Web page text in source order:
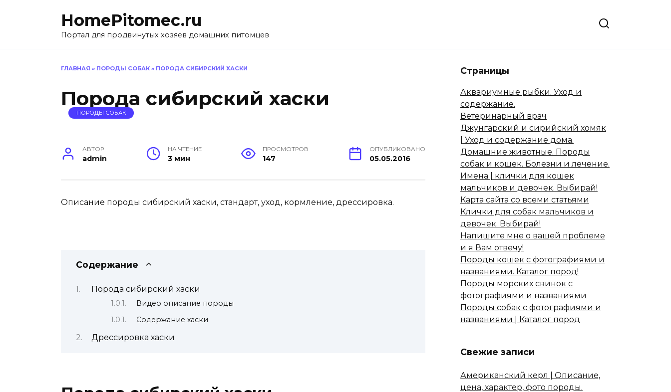
HomePitomec.ru
Портал для продвинутых хозяев домашних питомцев
ГЛАВНАЯ » ПОРОДЫ СОБАК » ПОРОДА СИБИРСКИЙ ХАСКИ
Порода сибирский хаски
ПОРОДЫ СОБАК
АВТОР
admin
НА ЧТЕНИЕ
3 мин
ПРОСМОТРОВ
147
ОПУБЛИКОВАНО
05.05.2016
Описание породы сибирский хаски, стандарт, уход, кормление, дрессировка.
Содержание
Порода сибирский хаски
Видео описание породы
Содержание хаски
Дрессировка хаски
Страницы
Аквариумные рыбки. Уход и
содержание.
Ветеринарный врач
Джунгарский и сирийский хомяк
| Уход и содержание дома.
Домашние животные. Породы
собак и кошек. Болезни и лечение.
Имена | клички для кошек
мальчиков и девочек. Выбирай!
Карта сайта со всеми статьями
Клички для собак мальчиков и
девочек. Выбирай!
Напишите мне о вашей проблеме
и я Вам отвечу!
Породы кошек с фотографиями и
названиями. Каталог пород!
Породы морских свинок с
фотографиями и названиями
Породы собак с фотографиями и
названиями | Каталог пород
Свежие записи
Американский керл | Описание,
цена, характер, фото породы.